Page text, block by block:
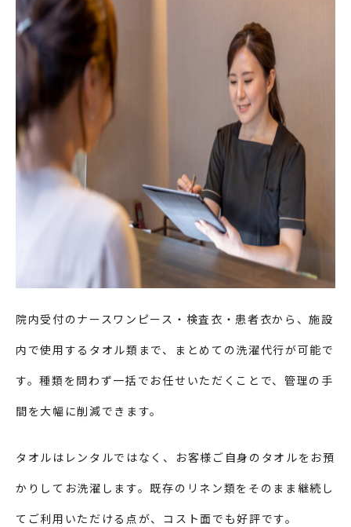
院内受付のナースワンピース・検査衣・患者衣から、施設
内で使用するタオル類まで、まとめての洗濯代行が可能で
す。種類を問わず一括でお任せいただくことで、管理の手
間を大幅に削減できます。
タオルはレンタルではなく、お客様ご自身のタオルをお預
かりしてお洗濯します。既存のリネン類をそのまま継続し
てご利用いただける点が、コスト面でも好評です。